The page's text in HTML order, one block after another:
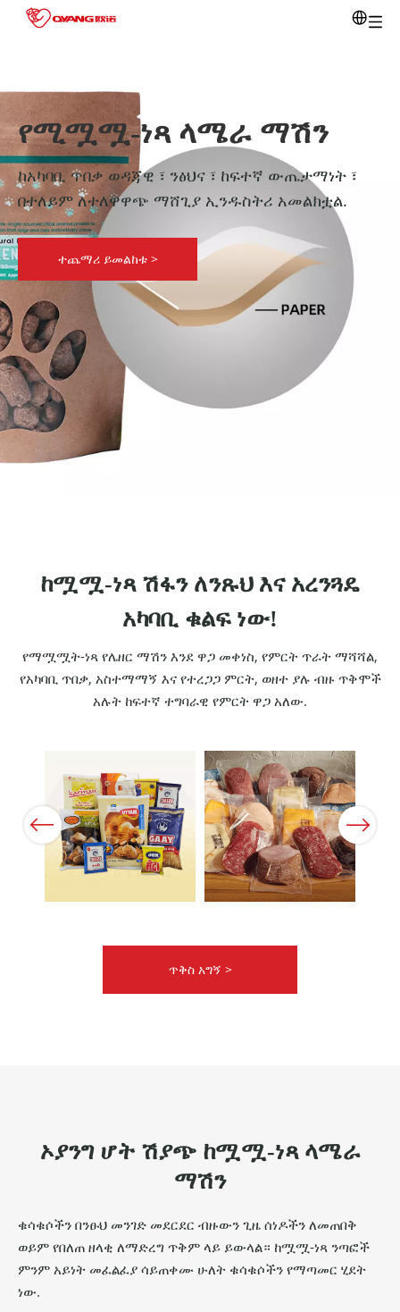
የሚሟሟ-ነጻ ላሜራ ማሽን
ከአካባቢ ጥበቃ ወዳጃዊ ፣ ንፅህና ፣ ከፍተኛ ውጤታማነት ፣
በተለይም ለተለዋዋጭ ማሸጊያ ኢንዱስትሪ አመልክቷል.
ተጨማሪ ይመልከቱ >
ከሟሟ-ነጻ ሽፋን ለንጹህ እና አረንጓዴ
አካባቢ ቁልፍ ነው!
የማሟሟት-ነጻ የሌዘር ማሽን እንደ ዋጋ መቀነስ, የምርት ጥራት ማሻሻል,
የአካባቢ ጥበቃ, አስተማማኝ እና የተረጋጋ ምርት, ወዘተ ያሉ ብዙ ጥቅሞች
አሉት ከፍተኛ ተግባራዊ የምርት ዋጋ አለው.
Previous Next
ጥቅስ አግኝ >
ኦያንግ ሆት ሽያጭ ከሟሟ-ነጻ ላሜራ
ማሽን
ቁሳቁሶችን በንፁህ መንገድ መደርደር ብዙውን ጊዜ ሰነዶችን ለመጠበቅ
ወይም የበለጠ ዘላቂ ለማድረግ ጥቅም ላይ ይውላል። ከሟሟ-ነጻ ንጣፎች
ምንም አይነት መፈልፈያ ሳይጠቀሙ ሁለት ቁሳቁሶችን የማጣመር ሂደት
ነው.